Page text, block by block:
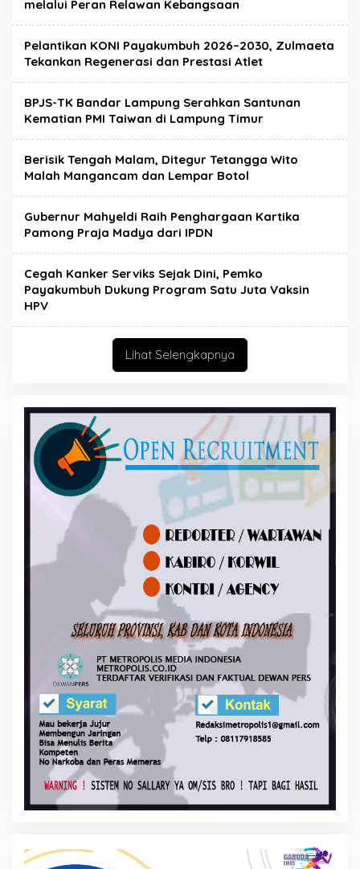
melalui Peran Relawan Kebangsaan
Pelantikan KONI Payakumbuh 2026–2030, Zulmaeta
Tekankan Regenerasi dan Prestasi Atlet
BPJS-TK Bandar Lampung Serahkan Santunan
Kematian PMI Taiwan di Lampung Timur
Berisik Tengah Malam, Ditegur Tetangga Wito
Malah Mangancam dan Lempar Botol
Gubernur Mahyeldi Raih Penghargaan Kartika
Pamong Praja Madya dari IPDN
Cegah Kanker Serviks Sejak Dini, Pemko
Payakumbuh Dukung Program Satu Juta Vaksin
HPV
Lihat Selengkapnya